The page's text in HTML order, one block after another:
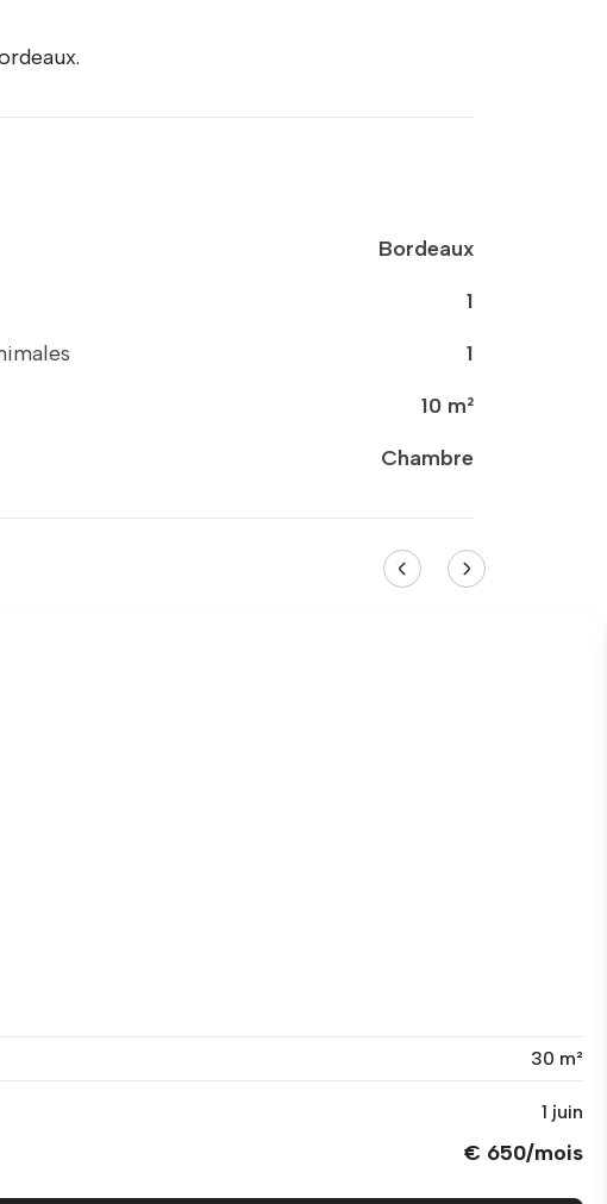
Bordeaux
1
1
10 m²
Chambre
30 m²
1 juin
€ 650/mois